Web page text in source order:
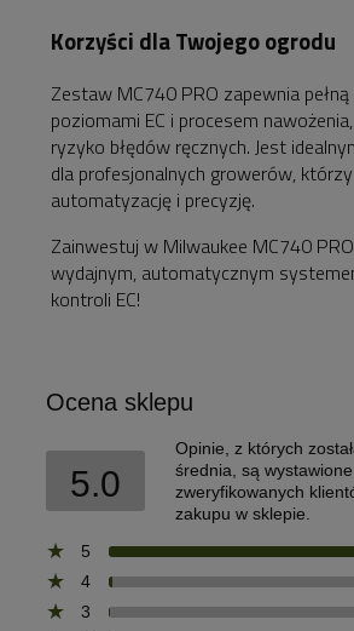
Korzyści dla Twojego ogrodu
Zestaw MC740 PRO zapewnia
poziomami EC i procesem
ryzyko błędów ręcznych. Jest
dla profesjonalnych growerów,
automatyzację i precyzję.
Zainwestuj w Milwaukee MC740
wydajnym, automatycznym
kontroli EC!
Ocena sklepu
5.0
Opinie, z których
średnia, są
zweryfikowanych
zakupu w sklepie.
5
4
3